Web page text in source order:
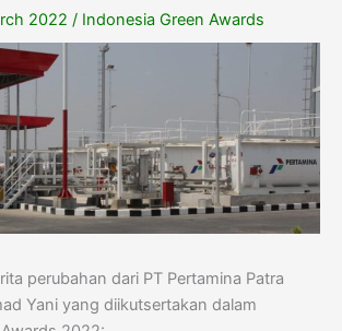
2022 / Indonesia Green Awards
perubahan dari PT Pertamina Patra
Yani yang diikutsertakan dalam